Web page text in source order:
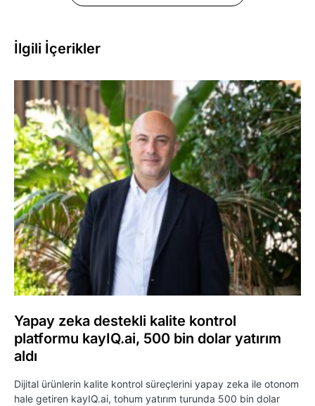
İlgili İçerikler
Yapay zeka destekli kalite kontrol
platformu kayIQ.ai, 500 bin dolar yatırım
aldı
Dijital ürünlerin kalite kontrol süreçlerini yapay zeka ile otonom
hale getiren kayIQ.ai, tohum yatırım turunda 500 bin dolar